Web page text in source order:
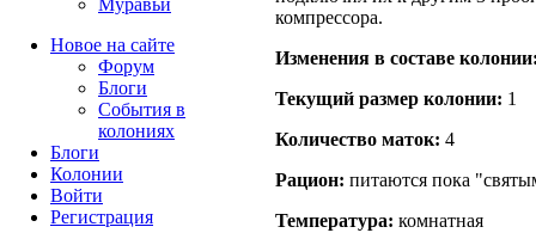
компрессора.
Изменения в составе
Текущий размер кoлонии: 1
Количество маток: 4
Рацион: питаются пока
Температура: комнатная
Муравьи
Новое на сайте
Форум
Блоги
События в
колониях
Блоги
Колонии
Войти
Peгиcтpaция